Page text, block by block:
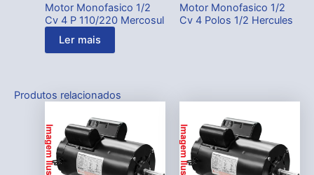
Motor Monofasico 1/2
Cv 4 P 110/220 Mercosul
Ler mais
Motor Monofasico 1/2
Cv 4 Polos 1/2 Hercules
Produtos relacionados